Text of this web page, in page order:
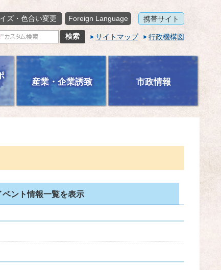
ズ・色合い変更
Foreign Language 携帯サイト
サイトマップ 行政機構図
産業・企業誘致 市政情報
ベント情報一覧を表示